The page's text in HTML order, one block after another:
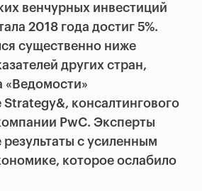
венчурных инвестиций
2018 года достиг 5%.
существенно ниже
других стран,
«Ведомости»
Strategy&, консалтингового
PwC. Эксперты
с усиленным
которое ослабило